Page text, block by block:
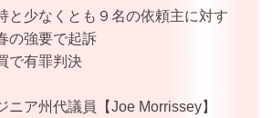
と少なくとも９名の依頼主に対す
の強要で起訴
で有罪判決
ア州代議員【Joe Morrissey】